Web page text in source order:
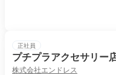
正社員
プチプラアクセサリー
株式会社エンドレス